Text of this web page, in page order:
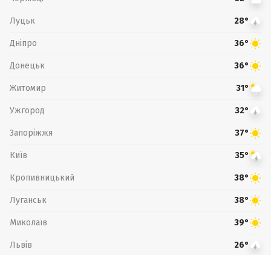
Луцьк 28°
Дніпро 36°
Донецьк 36°
Житомир 31°
Ужгород 32°
Запоріжжя 37°
Київ 35°
Кропивницький 38°
Луганськ 38°
Миколаїв 39°
Львів 26°